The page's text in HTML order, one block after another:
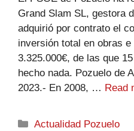
Grand Slam SL, gestora
adquirió por contrato el
inversión total en obras
3.325.000€, de las que
hecho nada. Pozuelo de
2023.- En 2008, … Read
Actualidad Pozuelo